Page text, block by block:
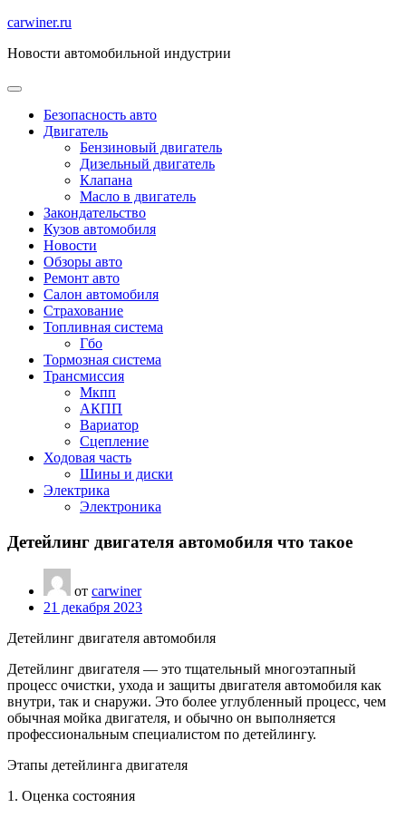
Перейти
содержимому
carwiner.ru
Новости автомобильной индустрии
Безопасность авто
Двигатель
Бензиновый двигатель
Дизельный двигатель
Клапана
Масло в двигатель
Закондательство
Кузов автомобиля
Новости
Обзоры авто
Ремонт авто
Салон автомобиля
Страхование
Топливная система
Гбо
Тормозная система
Трансмиссия
Мкпп
АКПП
Вариатор
Сцепление
Ходовая часть
Шины и диски
Электрика
Электроника
Детейлинг двигателя автомобиля что такое
от carwiner
21 декабря 2023
Детейлинг двигателя автомобиля
Детейлинг двигателя — это тщательный многоэтапный
процесс очистки, ухода и защиты двигателя автомобиля как
внутри, так и снаружи. Это более углубленный процесс, чем
обычная мойка двигателя, и обычно он выполняется
профессиональным специалистом по детейлингу.
Этапы детейлинга двигателя
1. Оценка состояния